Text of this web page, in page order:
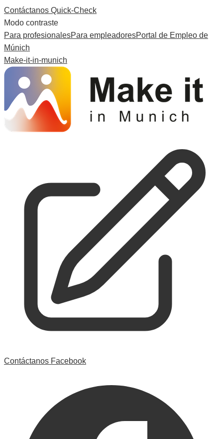
Contáctanos Quick-Check
Modo contraste
Para profesionalesPara empleadoresPortal de Empleo de
Múnich
Make-it-in-munich
Contáctanos Facebook